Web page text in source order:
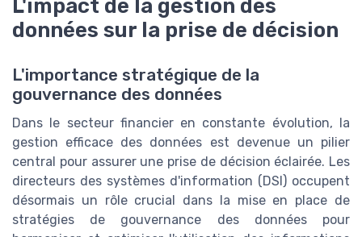
L'impact de la gestion des
données sur la prise de décision
L'importance stratégique de la
gouvernance des données
Dans le secteur financier en constante évolution, la
gestion efficace des données est devenue un pilier
central pour assurer une prise de décision éclairée. Les
directeurs des systèmes d'information (DSI) occupent
désormais un rôle crucial dans la mise en place de
stratégies de gouvernance des données pour